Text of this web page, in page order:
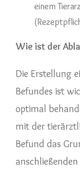
einem
Wie ist der
Die Erstellung
Befundes ist
optimal
mit der
Befund das